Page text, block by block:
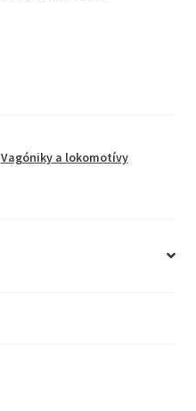
Vagóniky a lokomotívy